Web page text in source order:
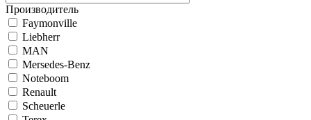
Производитель
Faymonville
Liebherr
MAN
Mersedes-Benz
Noteboom
Renault
Scheuerle